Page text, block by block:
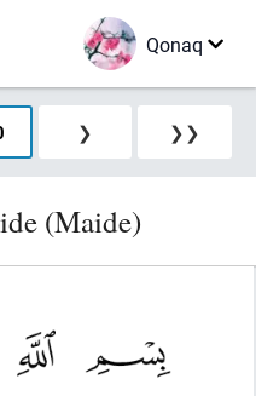
Qonaq
❯ ❯❯
(Maide)